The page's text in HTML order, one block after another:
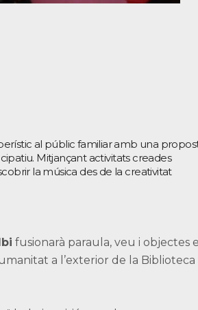
al públic familiar amb una
Mitjançant activitats creades
la música des de la creativitat
fusionarà paraula, veu i objectes
a l’exterior de la Biblioteca